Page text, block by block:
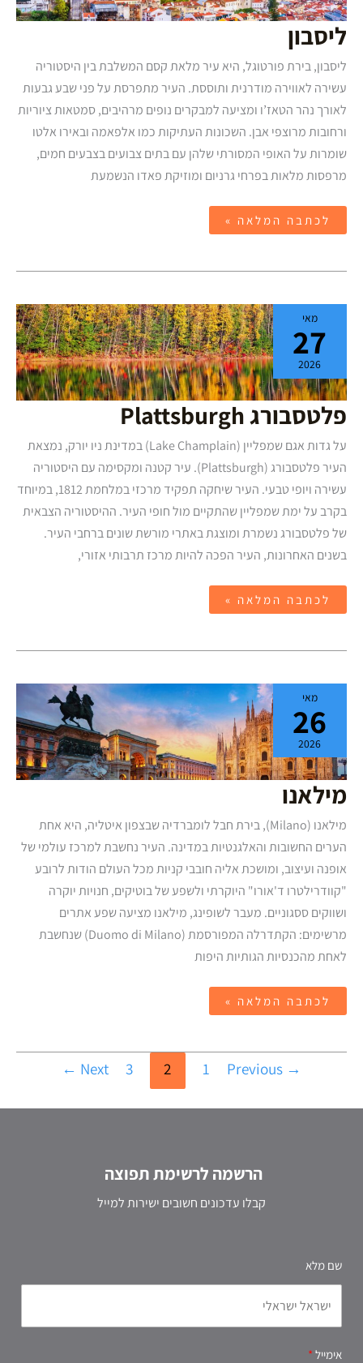
ליסבון
ליסבון, בירת פורטוגל, היא עיר מלאת קסם המשלבת בין היסטוריה
עשירה לאווירה מודרנית ותוססת. העיר מתפרסת על פני שבע גבעות
לאורך נהר הטאז’ו ומציעה למבקרים נופים מרהיבים, סמטאות ציוריות
ורחובות מרוצפי אבן. השכונות העתיקות כמו אלפאמה ובאירו אלטו
שומרות על האופי המסורתי שלהן עם בתים צבועים בצבעים חמים,
מרפסות מלאות בפרחי גרניום ומוזיקת פאדו הנשמעת
לכתבה המלאה »
מאי
27
2026
פלטסבורג Plattsburgh
על גדות אגם שמפליין (Lake Champlain) במדינת ניו יורק, נמצאת
העיר פלטסבורג (Plattsburgh). עיר קטנה ומקסימה עם היסטוריה
עשירה ויופי טבעי. העיר שיחקה תפקיד מרכזי במלחמת 1812, במיוחד
בקרב על ימת שמפליין שהתקיים מול חופי העיר. ההיסטוריה הצבאית
של פלטסבורג נשמרת ומוצגת באתרי מורשת שונים ברחבי העיר.
בשנים האחרונות, העיר הפכה להיות מרכז תרבותי אזורי,
פלטסבורג
Plattsburgh
לכתבה המלאה »
מאי
26
2026
מילאנו
מילאנו (Milano), בירת חבל לומברדיה שבצפון איטליה, היא אחת
הערים החשובות והאלגנטיות במדינה. העיר נחשבת למרכז עולמי של
אופנה ועיצוב, ומושכת אליה חובבי קניות מכל העולם הודות לרובע
"קוודרילטרו ד'אורו" היוקרתי ולשפע של בוטיקים, חנויות יוקרה
ושווקים ססגוניים. מעבר לשופינג, מילאנו מציעה שפע אתרים
מרשימים: הקתדרלה המפורסמת (Duomo di Milano) שנחשבת
לאחת מהכנסיות הגותיות היפות
מילאנו
לכתבה המלאה »
→
1
2
3
Next
←
הרשמה לרשימת תפוצה
קבלו עדכונים חשובים ישירות למייל
שם מלא
אימייל